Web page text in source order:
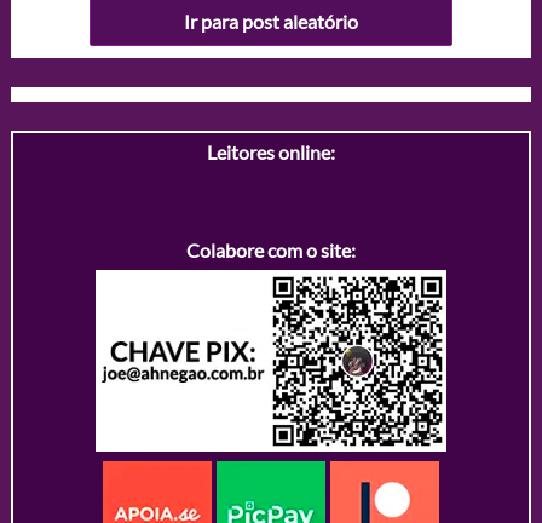
Ir para post aleatório
Leitores online:
Colabore com o site: